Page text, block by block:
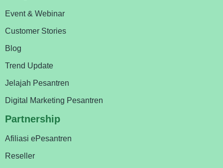
Event & Webinar
Customer Stories
Blog
Trend Update
Jelajah Pesantren
Digital Marketing Pesantren
Partnership
Afiliasi ePesantren
Reseller